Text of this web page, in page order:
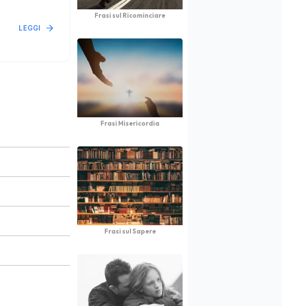
LEGGI
Frasi sul Ricominciare
Frasi Misericordia
Frasi sul Sapere